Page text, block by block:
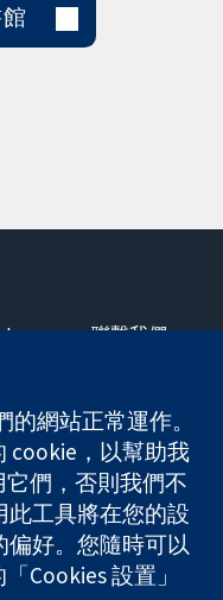
聯繫我們
關於我們
工作機會
Cochrane
Library
(no. 1045921) and a
網站正常運作。
cookie，以幫助我
們，否則我們不
此工具將在您的設
好。您隨時可以
Cookies 設置」